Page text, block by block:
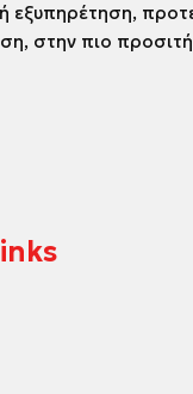
εξυπηρέτηση,
στην πιο προσιτή